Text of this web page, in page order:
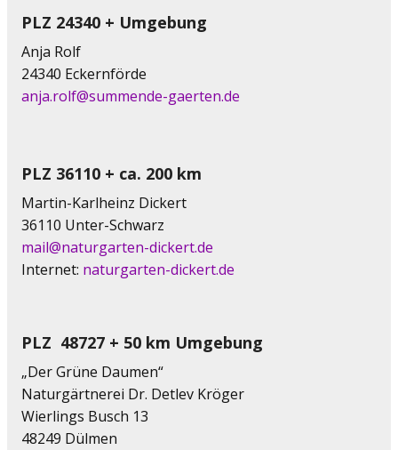
PLZ 24340 + Umgebung
Anja Rolf
24340 Eckernförde
anja.rolf@summende-gaerten.de
PLZ 36110 + ca. 200 km
Martin-Karlheinz Dickert
36110 Unter-Schwarz
mail@naturgarten-dickert.de
Internet: naturgarten-dickert.de
PLZ 48727 + 50 km Umgebung
„Der Grüne Daumen“
Naturgärtnerei Dr. Detlev Kröger
Wierlings Busch 13
48249 Dülmen